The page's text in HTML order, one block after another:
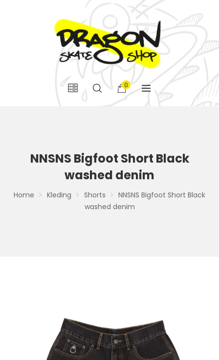
0
NNSNS Bigfoot Short Black
washed denim
Home Kleding Shorts
NNSNS Bigfoot Short Black
washed denim